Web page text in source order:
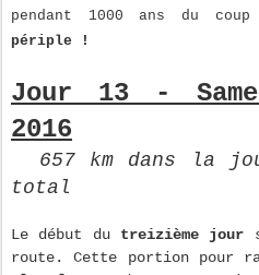
pendant 1000 ans du
périple !
Jour 13 -
2016
657 km dans la
total
Le début du treizième jour
route. Cette portion pour